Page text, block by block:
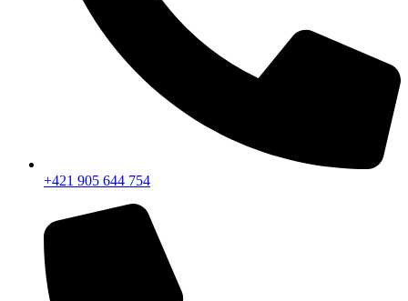
+421 905 644 754